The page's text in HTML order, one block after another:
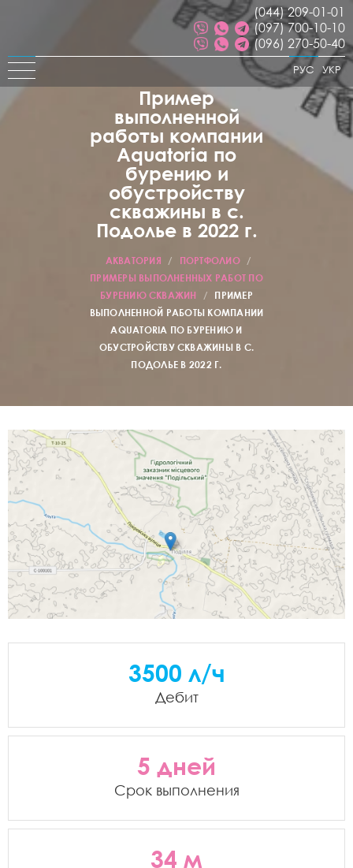
(044) 209-01-01
(097) 700-10-10
(096) 270-50-40
УКР
РУС
Пример
выполненной
работы компании
Aquatoria по
бурению и
обустройству
скважины в с.
Подолье в 2022 г.
АКВАТОРИЯ / ПОРТФОЛИО
/
ПРИМЕРЫ ВЫПОЛНЕННЫХ РАБОТ ПО
БУРЕНИЮ СКВАЖИН
/
ПРИМЕР
ВЫПОЛНЕННОЙ РАБОТЫ КОМПАНИИ
AQUATORIA ПО БУРЕНИЮ И
ОБУСТРОЙСТВУ СКВАЖИНЫ В С.
ПОДОЛЬЕ В 2022 Г.
3500 л/ч
Дебит
5 дней
Срок выполнения
34 м